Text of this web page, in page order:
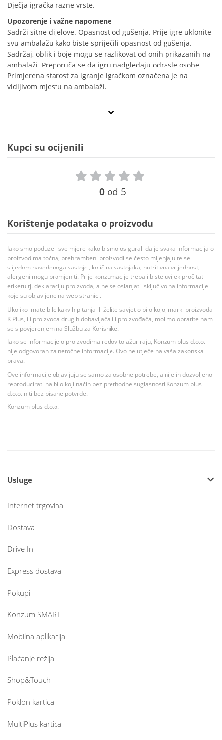
Dječja igračka razne vrste.
Upozorenje i važne napomene
Sadrži sitne dijelove. Opasnost od gušenja. Prije igre uklonite
svu ambalažu kako biste spriječili opasnost od gušenja.
Sadržaj, oblik i boje mogu se razlikovat od onih prikazanih na
ambalaži. Preporuča se da igru nadgledaju odrasle osobe.
Primjerena starost za igranje igračkom označena je na
vidljivom mjestu na ambalaži.
Kupci su ocijenili
0 od 5
Korištenje podataka o proizvodu
Iako smo poduzeli sve mjere kako bismo osigurali da je svaka informacija o
proizvodima točna, prehrambeni proizvodi se često mijenjaju te se
slijedom navedenoga sastojci, količina sastojaka, nutritivna vrijednost,
alergeni mogu promjeniti. Prije konzumacije trebali biste uvijek pročitati
etiketu tj. deklaraciju proizvoda, a ne se oslanjati isključivo na informacije
koje su objavljene na web stranici.
Ukoliko imate bilo kakvih pitanja ili želite savjet o bilo kojoj marki proizvoda
K Plus, ili proizvoda drugih dobavljača ili proizvođača, molimo obratite nam
se s povjerenjem na Službu za Korisnike.
Iako se informacije o proizvodima redovito ažuriraju, Konzum plus d.o.o.
nije odgovoran za netočne informacije. Ovo ne utječe na vaša zakonska
prava.
Ove informacije objavljuju se samo za osobne potrebe, a nije ih dozvoljeno
reproducirati na bilo koji način bez prethodne suglasnosti Konzum plus
d.o.o. niti bez pisane potvrde.
Konzum plus d.o.o.
Usluge
Internet trgovina
Dostava
Drive In
Express dostava
Pokupi
Konzum SMART
Mobilna aplikacija
Plaćanje režija
Shop&Touch
Poklon kartica
MultiPlus kartica